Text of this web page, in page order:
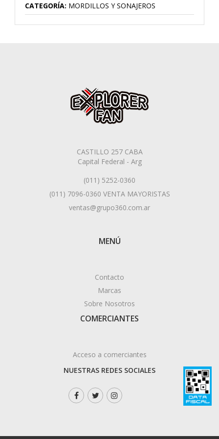
CATEGORÍA: MORDILLOS Y SONAJEROS
CASTILLO 257 CABA
Capital Federal - Arg
(011) 5252-0360
(011) 7096-0360 VENTA MAYORISTAS
ventas@grupo360.com.ar
MENÚ
Contacto
Marcas
Sobre Nosotros
COMERCIANTES
Acceso a comerciantes
NUESTRAS REDES SOCIALES